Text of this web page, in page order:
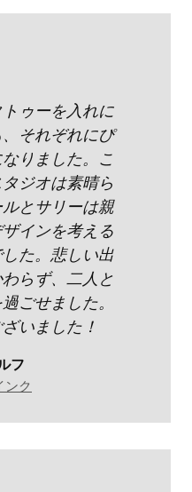
ゥーを入れに
それぞれにぴ
りました。こ
ジオは素晴ら
とサリーは親
インを考える
た。悲しい出
らず、二人と
ごせました。
いました！
フ
ンク